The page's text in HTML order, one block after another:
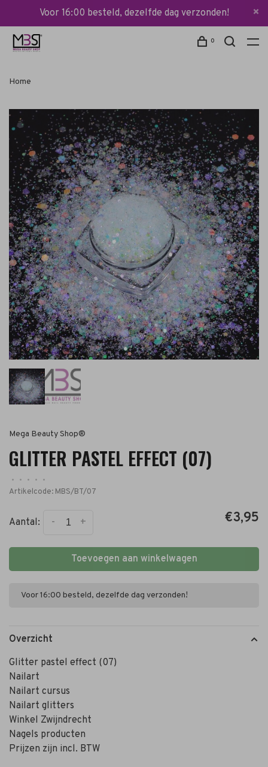
Voor 16:00 besteld, dezelfde dag verzonden!
0
Home
Mega Beauty Shop®
GLITTER PASTEL EFFECT (07)
• • • •
•
Artikelcode: MBS/BT/07
Aantal: +
- €3,95
Toevoegen aan winkelwagen
Voor 16:00 besteld, dezelfde dag verzonden!
Overzicht
Glitter pastel effect (07)
Nailart
Nailart cursus
Nailart glitters
Winkel Zwijndrecht
Nagels producten
Prijzen zijn incl. BTW